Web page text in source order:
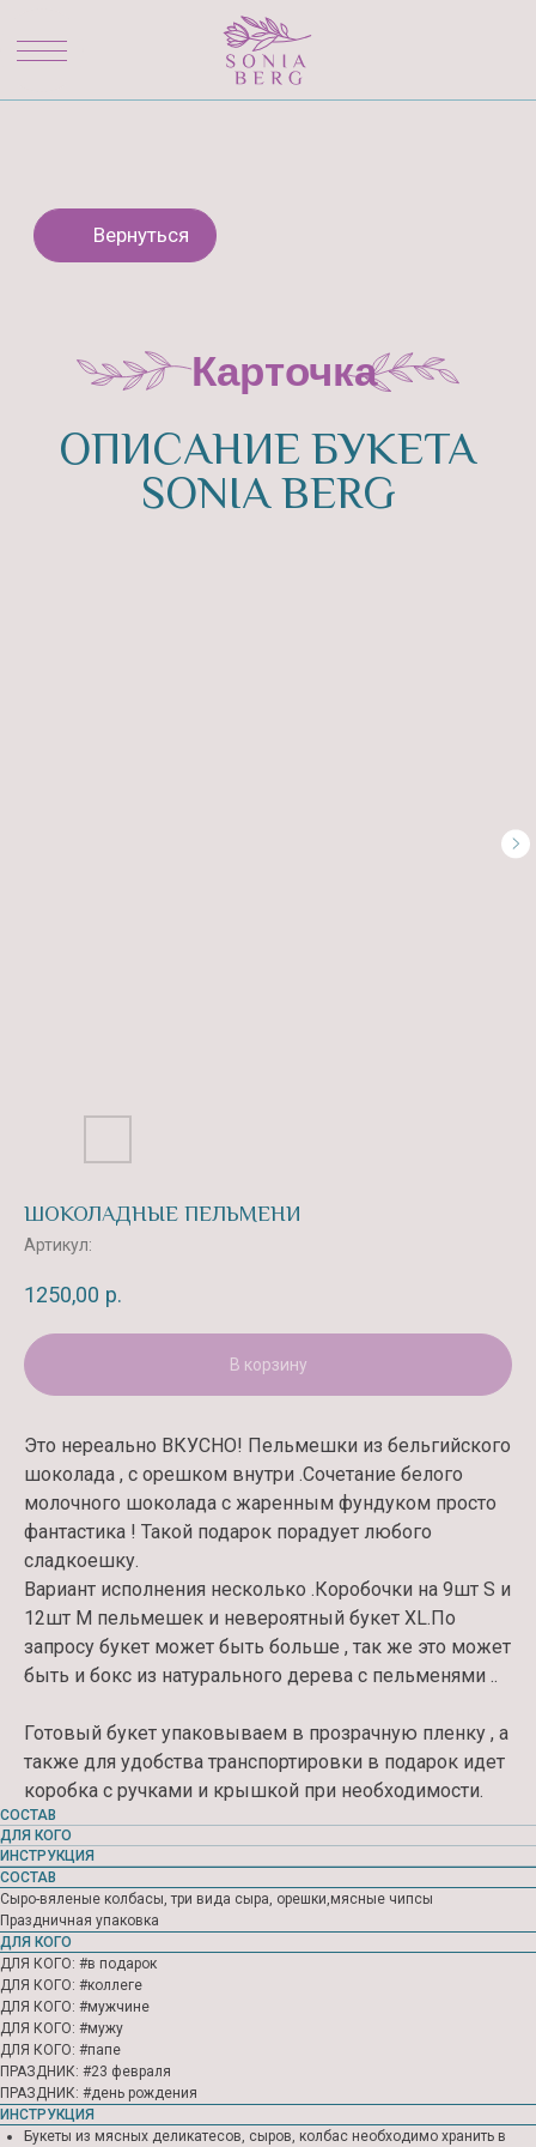
SONIA BERG
Карточка
ШОКОЛАДНЫЕ ПЕЛЬМЕНИ
Артикул:
1250,00 р.
В корзину
Это нереально ВКУСНО! Пельмешки из бельгийского
шоколада , с орешком внутри .Сочетание белого
молочного шоколада с жаренным фундуком просто
фантастика ! Такой подарок порадует любого
сладкоешку.
Вариант исполнения несколько .Коробочки на 9шт S и
12шт M пельмешек и невероятный букет XL.По
запросу букет может быть больше , так же это может
быть и бокс из натурального дерева с пельменями ..
Готовый букет упаковываем в прозрачную пленку , а
также для удобства транспортировки в подарок идет
коробка с ручками и крышкой при необходимости.
СОСТАВ
ДЛЯ КОГО
ИНСТРУКЦИЯ
СОСТАВ
Сыро-вяленые колбасы, три вида сыра, орешки,мясные чипсы
Праздничная упаковка
ДЛЯ КОГО
ДЛЯ КОГО: #в подарок
ДЛЯ КОГО: #коллеге
ДЛЯ КОГО: #мужчине
ДЛЯ КОГО: #мужу
ДЛЯ КОГО: #папе
ПРАЗДНИК: #23 февраля
ПРАЗДНИК: #день рождения
ИНСТРУКЦИЯ
Букеты из мясных деликатесов, сыров, колбас необходимо хранить в
ЗАКАЖИТЕ У НАС СВОЙ
ИДЕАЛЬНЫЙ БУКЕТ
Контакты